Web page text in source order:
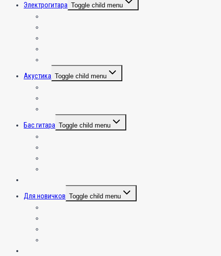
Электрогитара Toggle child menu
Акустика Toggle child menu
Бас гитара Toggle child menu
Для новичков Toggle child menu